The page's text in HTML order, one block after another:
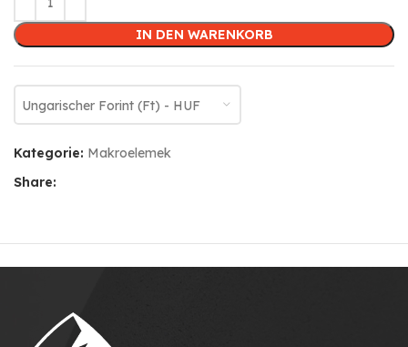
IN DEN WARENKORB
Ungarischer Forint (Ft) - HUF
Kategorie: Makroelemek
Share: